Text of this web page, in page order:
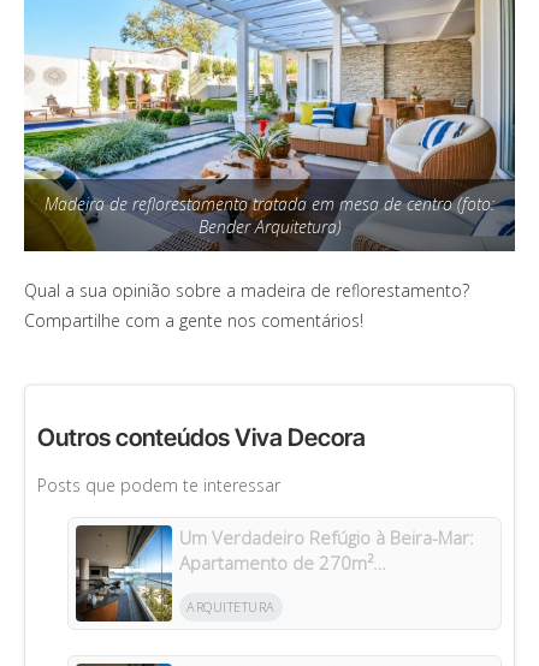
Madeira de reflorestamento tratada em mesa de centro (foto:
Bender Arquitetura)
Qual a sua opinião sobre a madeira de reflorestamento?
Compartilhe com a gente nos comentários!
Outros conteúdos Viva Decora
Posts que podem te interessar
Um Verdadeiro Refúgio à Beira-Mar:
Apartamento de 270m²
Riviera
ARQUITETURA